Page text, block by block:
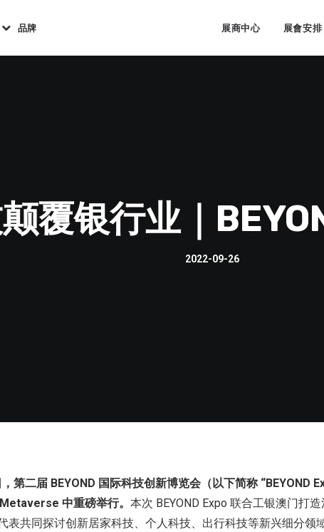
品牌 展商中心 展會安排
覆银行业｜
2022-09-26
第二届 BEYOND 国际科技创新博览会（以下简称 “BEYOND
中重磅举行。 本次 BEYOND Expo 联合工银澳门打
表共同探讨创新居家科技、个人科技、出行科技等新兴细分领